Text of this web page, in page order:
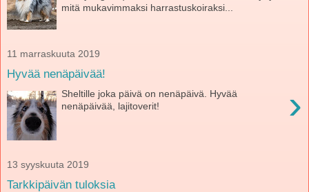
mitä mukavimmaksi harrastuskoiraksi...
11 marraskuuta 2019
Hyvää nenäpäivää!
›
Sheltille joka päivä on nenäpäivä. Hyvää
nenäpäivää, lajitoverit!
13 syyskuuta 2019
Tarkkipäivän tuloksia